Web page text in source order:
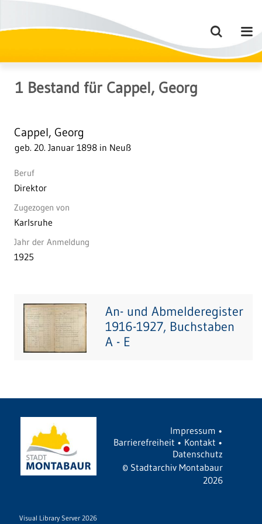
1 Bestand für Cappel, Georg
Cappel, Georg
geb. 20. Januar 1898 in Neuß
Beruf
Direktor
Zugezogen von
Karlsruhe
Jahr der Anmeldung
1925
An- und Abmelderegister
1916-1927, Buchstaben
A - E
Impressum •
Barrierefreiheit • Kontakt •
Datenschutz
© Stadtarchiv Montabaur
2026
Visual Library Server 2026